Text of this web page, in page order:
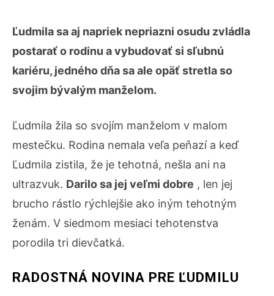
Ľudmila sa aj napriek nepriazni osudu zvládla
postarať o rodinu a vybudovať si sľubnú
kariéru, jedného dňa sa ale opäť stretla so
svojim bývalým manželom.
Ľudmila žila so svojím manželom v malom
mestečku. Rodina nemala veľa peňazí a keď
Ľudmila zistila, že je tehotná, nešla ani na
ultrazvuk. Darilo sa jej veľmi dobre , len jej
brucho rástlo rýchlejšie ako iným tehotným
ženám. V siedmom mesiaci tehotenstva
porodila tri dievčatká.
RADOSTNÁ NOVINA PRE ĽUDMILU